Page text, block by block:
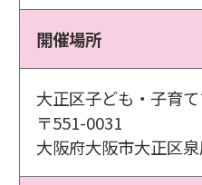
開催場所
大正区子ども・子育
〒551-0031
大阪府大阪市大正区